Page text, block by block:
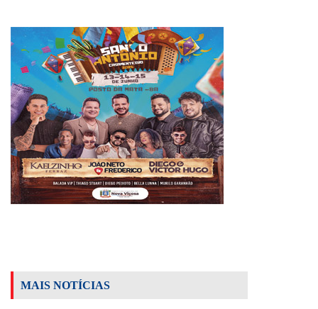
MAIS NOTÍCIAS